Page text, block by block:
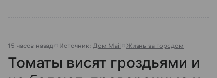
15 часов назад Источник: Дом Mail Жизнь за городом
Томаты висят гроздьями и